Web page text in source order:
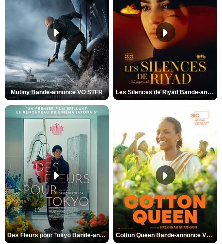
Mutiny Bande-annonce VO STFR Les Silences de Riyad Bande-annonce VO STFR
Des Fleurs pour Tokyo Bande-annonce VO STFR Cotton Queen Bande-annonce VO STFR